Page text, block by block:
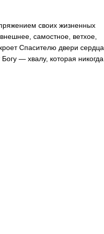
своих жизненных
самостное, ветхое,
Спасителю двери сердца,
— хвалу, которая никогда